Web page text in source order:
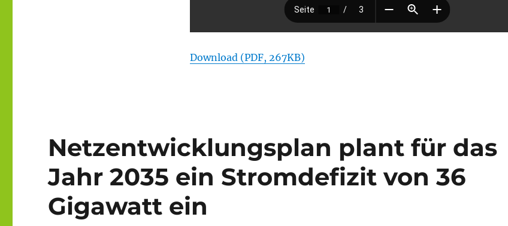
Download (PDF, 267KB)
Netzentwicklungsplan plant für das
Jahr 2035 ein Stromdefizit von 36
Gigawatt ein